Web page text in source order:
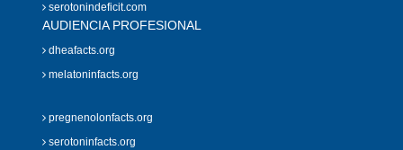
serotonindeficit.com
AUDIENCIA PROFESIONAL
dheafacts.org
melatoninfacts.org
pregnenolonfacts.org
serotoninfacts.org